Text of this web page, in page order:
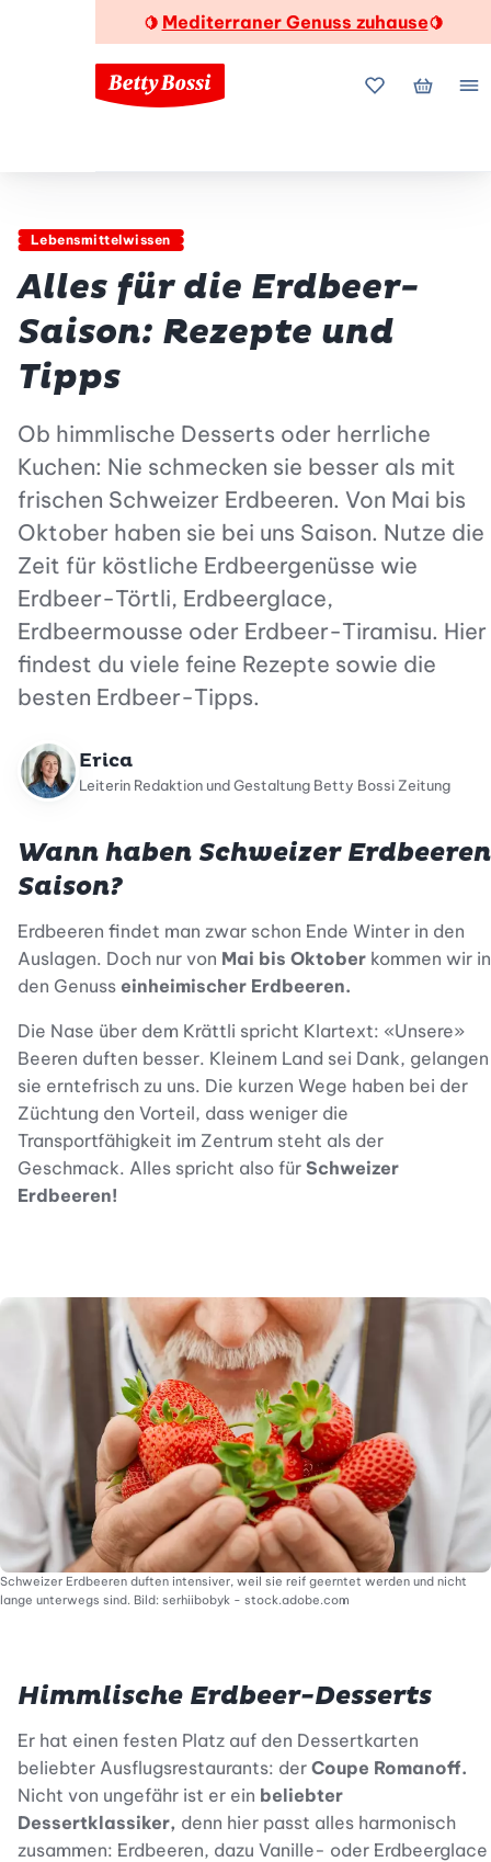
🍋 Mediterraner Genuss zuhause🍋
MeineMein
Lebensmittelwissen
Alles für die Erdbeer-
Saison: Rezepte und
Tipps
Ob himmlische Desserts oder herrliche
Kuchen: Nie schmecken sie besser als mit
frischen Schweizer Erdbeeren. Von Mai bis
Oktober haben sie bei uns Saison. Nutze die
Zeit für köstliche Erdbeergenüsse wie
Erdbeer-Törtli, Erdbeerglace,
Erdbeermousse oder Erdbeer-Tiramisu. Hier
findest du viele feine Rezepte sowie die
besten Erdbeer-Tipps.
Erica
Leiterin Redaktion und Gestaltung Betty Bossi Zeitung
Wann haben Schweizer Erdbeeren
Saison?
Erdbeeren findet man zwar schon Ende Winter in den
Auslagen. Doch nur von Mai bis Oktober kommen wir in
den Genuss einheimischer Erdbeeren.
Die Nase über dem Krättli spricht Klartext: «Unsere»
Beeren duften besser. Kleinem Land sei Dank, gelangen
sie erntefrisch zu uns. Die kurzen Wege haben bei der
Züchtung den Vorteil, dass weniger die
Transportfähigkeit im Zentrum steht als der
Geschmack. Alles spricht also für Schweizer
Erdbeeren!
Schweizer Erdbeeren duften intensiver, weil sie reif geerntet werden und nicht
lange unterwegs sind. Bild: serhiibobyk - stock.adobe.com
Himmlische Erdbeer-Desserts
Er hat einen festen Platz auf den Dessertkarten
beliebter Ausflugsrestaurants: der Coupe Romanoff.
Nicht von ungefähr ist er ein beliebter
Dessertklassiker, denn hier passt alles harmonisch
zusammen: Erdbeeren, dazu Vanille- oder Erdbeerglace